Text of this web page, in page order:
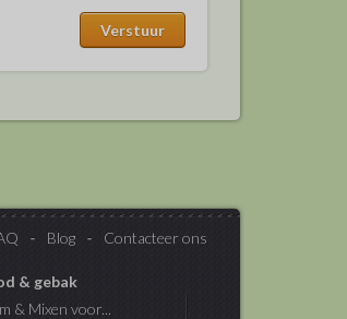
Blog Contacteer ons
& gebak
& Mixen voor...